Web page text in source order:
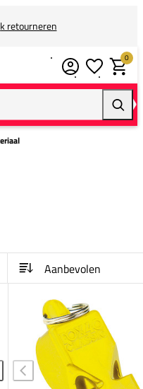
retourneren
0